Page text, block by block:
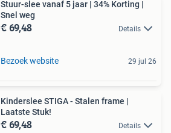
Stuur-slee vanaf 5 jaar | 34% Korting |
Snel weg
€ 69,48 Details
Bezoek website 29 jul 26
Kinderslee STIGA - Stalen frame |
Laatste Stuk!
€ 69,48 Details